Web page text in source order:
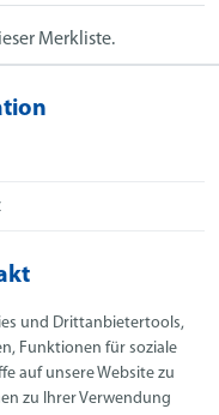
Merkliste.
19b
und Drittanbietertools,
Funktionen für soziale
auf unsere Website zu
zu Ihrer Verwendung